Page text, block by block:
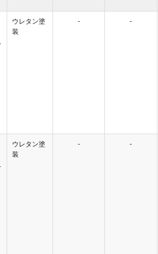
ウレタン塗
装
- -
ウレタン塗
装
- -